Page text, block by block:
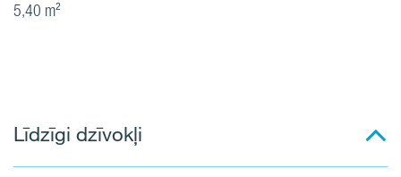
5,40 m²
Līdzīgi dzīvokļi